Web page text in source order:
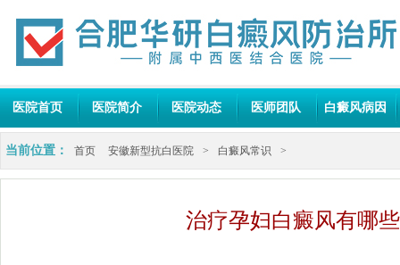
医院首页 医院简介 医院动态 医师团队 白癜风病因
当前位置： 首页 安徽新型抗白医院 > 白癜风常识 >
治疗孕妇白癜风有哪